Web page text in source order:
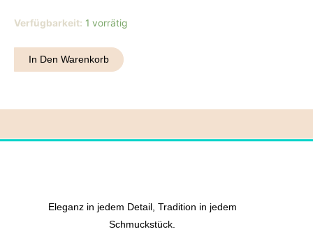
Verfügbarkeit: 1 vorrätig
Halskette
Menge
In Den Warenkorb
Eleganz in jedem Detail, Tradition in jedem
Schmuckstück.